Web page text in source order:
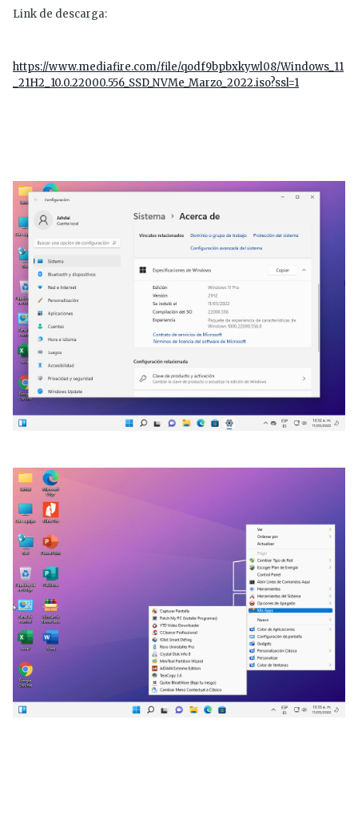
Link de descarga:
https://www.mediafire.com/file/qodf9bpbxkywl08/Windows_11
_21H2_10.0.22000.556_SSD_NVMe_Marzo_2022.iso?ssl=1